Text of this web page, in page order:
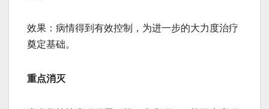
效果：病情得到有效控制，为进一步的大力度治疗
奠定基础。
重点消灭